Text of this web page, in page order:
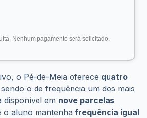
Nenhum pagamento será solicitado.
o Pé-de-Meia oferece quatro
sendo o de frequência um dos mais
disponível em nove parcelas
o aluno mantenha frequência igual